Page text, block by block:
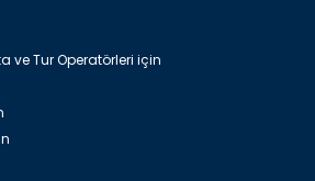
ve Tur Operatörleri için